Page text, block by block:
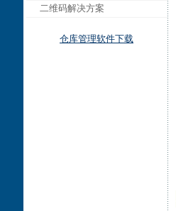
二维码解决方案
仓库管理软件下载